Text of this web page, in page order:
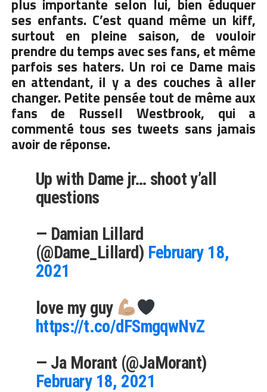
plus importante selon lui, bien éduquer
ses enfants. C’est quand même un kiff,
surtout en pleine saison, de vouloir
prendre du temps avec ses fans, et même
parfois ses haters. Un roi ce Dame mais
en attendant, il y a des couches à aller
changer. Petite pensée tout de même aux
fans de Russell Westbrook, qui a
commenté tous ses tweets sans jamais
avoir de réponse.
Up with Dame jr… shoot y’all
questions
— Damian Lillard
(@Dame_Lillard) February 18,
2021
love my guy
https://t.co/dFSmgqwNvZ
— Ja Morant (@JaMorant)
February 18, 2021